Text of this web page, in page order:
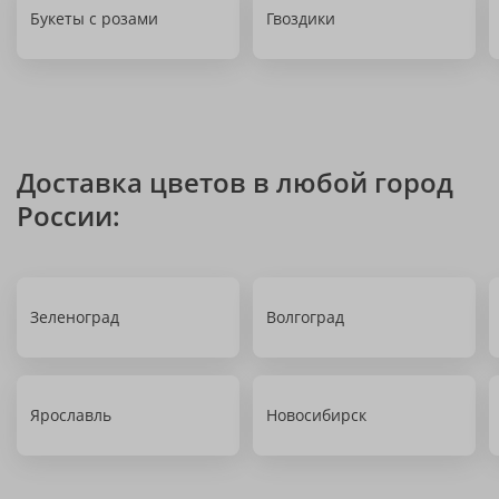
Букеты с розами Гвоздики
Доставка цветов в любой город
России:
Зеленоград Волгоград
Ярославль Новосибирск